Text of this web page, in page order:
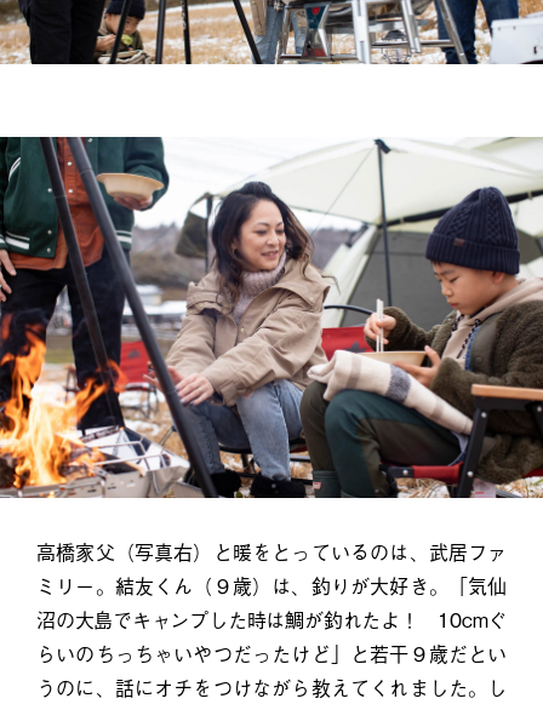
高橋家父（写真右）と暖をとっているのは、武居ファ
ミリー。結友くん（９歳）は、釣りが大好き。「気仙
沼の大島でキャンプした時は鯛が釣れたよ！ 10cmぐ
らいのちっちゃいやつだったけど」と若干９歳だとい
うのに、話にオチをつけながら教えてくれました。し